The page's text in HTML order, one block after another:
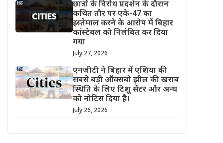
छात्रों के विरोध प्रदर्शन के दौरान
कथित तौर पर एके-47 का
इस्तेमाल करने के आरोप में बिहार
कांस्टेबल को निलंबित कर दिया
गया
July 27, 2026
एनजीटी ने बिहार में एशिया की
सबसे बड़ी ऑक्सबो झील की खराब
स्थिति के लिए टिशू सेंटर और अन्य
को नोटिस दिया है।
July 26, 2026